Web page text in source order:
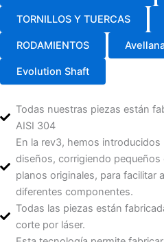
TORNILLOS Y TUERCAS
RODAMIENTOS
Evolution Shaft
Todas nuestras piezas están
AISI 304
En la rev3, hemos
diseños, corrigiendo
planos originales, para facilitar
diferentes componentes.
Todas las piezas están
corte por láser.